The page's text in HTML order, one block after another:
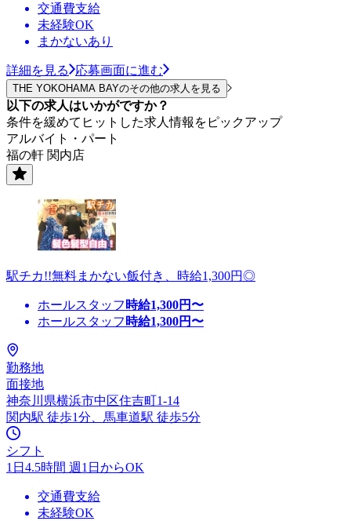
交通費支給
未経験OK
まかないあり
詳細を見る 応募画面に進む
THE YOKOHAMA BAYのその他の求人を見る
以下の求人はいかがですか？
条件を緩めてヒットした求人情報をピックアップ
アルバイト・パート
福の軒 関内店
駅チカ!!無料まかない飯付き、時給1,300円◎
ホールスタッフ 時給1,300円〜
ホールスタッフ 時給1,300円〜
勤務地
面接地
神奈川県横浜市中区住吉町1-14
関内駅 徒歩1分、馬車道駅 徒歩5分
シフト
1日4.5時間 週1日からOK
交通費支給
未経験OK